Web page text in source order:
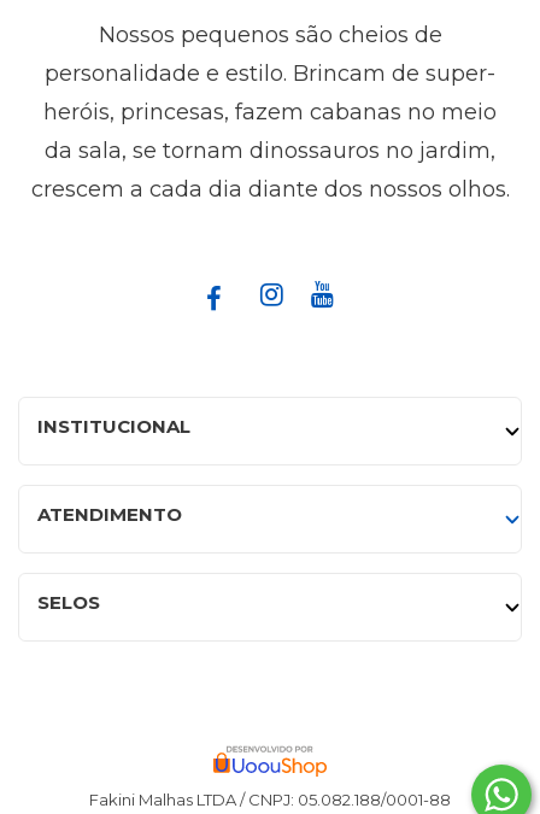
Nossos pequenos são cheios de
personalidade e estilo. Brincam de super-
heróis, princesas, fazem cabanas no meio
da sala, se tornam dinossauros no jardim,
crescem a cada dia diante dos nossos olhos.
INSTITUCIONAL
ATENDIMENTO
SELOS
Fakini Malhas LTDA / CNPJ: 05.082.188/0001-88